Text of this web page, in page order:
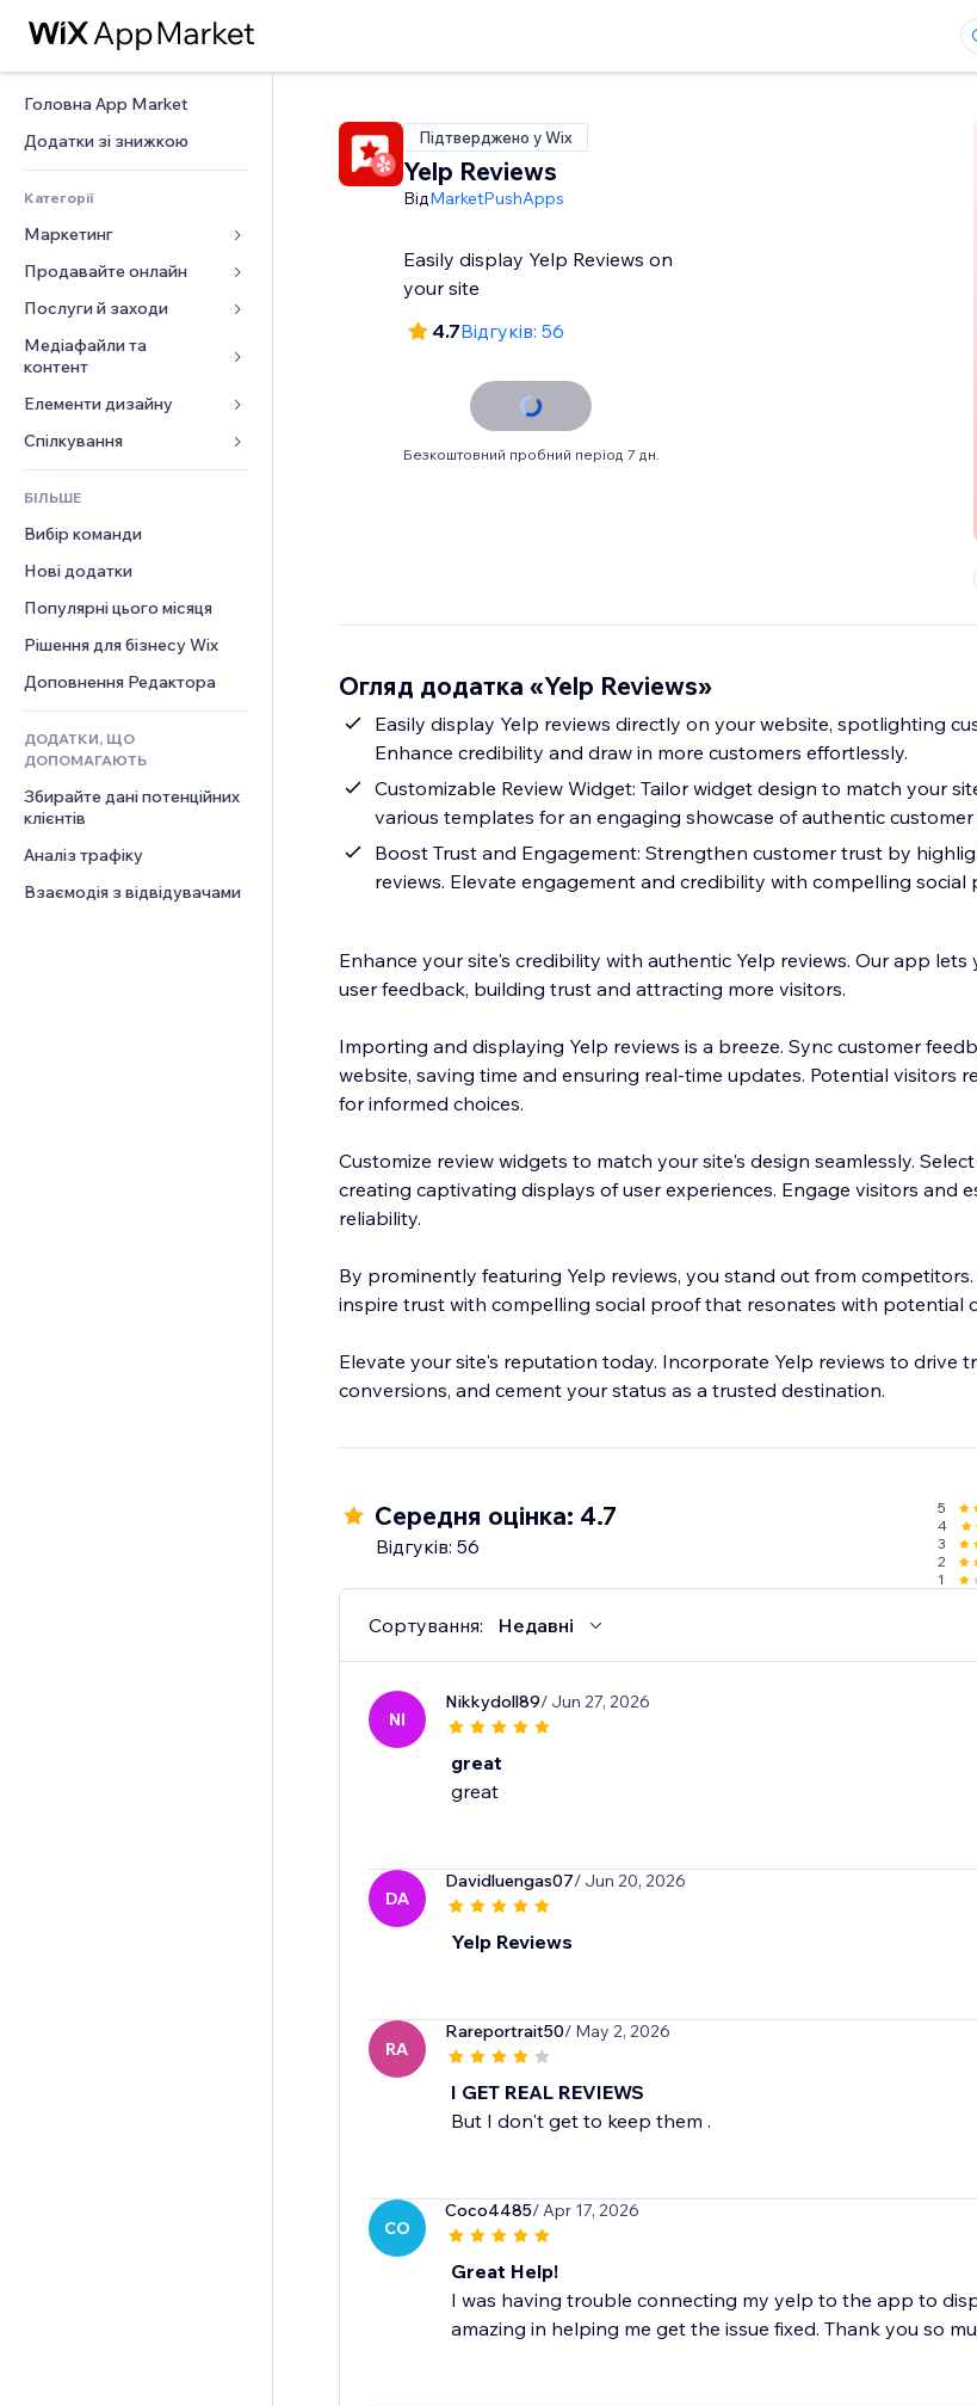
Головна App Market
Додатки зі знижкою
Категорії
Маркетинг
Реклама
Мобільний
Аналітика
Соцмережі
SEO
Залучення
Розміщення сайту
Ел. пошта
Конверсія
Продавайте онлайн
Додатки для магазинів
Надсилання та доставка
Кнопки продажу
Онлайн‑курси
Друк на замовлення
Бухгалтерський облік
Купони й лояльність
Рішення для складів
Дропшипінг
Тарифні плани й підписки
Краудфандинг
Їжа та напої
Послуги й заходи
Готелі
Заходи
Ресторани
Нерухомість
Медіафайли та
контент
Галерея
Музика
Подкасти
Фотографія
Відео
PDF
Обмін файлами
Новини
Елементи дизайну
Карти й навігація
Конфіденційність і безпека
Годинник
Шаблони сторінок
Ефекти зображення
Кнопки та меню
Банери та бейджі
Калькулятори
Пошук
Погода
Графіки й таблиці
Форми
Опитування
Чат
Коментарі
Телефон
Спільнота
Відгуки
CRM
БІЛЬШЕ
Вибір команди
Нові додатки
Популярні цього місяця
Рішення для бізнесу Wix
Доповнення Редактора
ДОДАТКИ, ЩО
ДОПОМАГАЮТЬ
Збирайте дані потенційних
клієнтів
Аналіз трафіку
Взаємодія з відвідувачами
Підтверджено у Wix
Yelp Reviews
ВідMarketPushApps
Easily display Yelp Reviews on
your site
4.7Відгуків: 56
Безкоштовний пробний період 7 дн.
Огляд додатка «Yelp Reviews»
Easily display Yelp reviews directly on your website, spotlighting
Enhance credibility and draw in more customers effortlessly.
Customizable Review Widget: Tailor widget design to match your
various templates for an engaging showcase of authentic
Boost Trust and Engagement: Strengthen customer trust by
reviews. Elevate engagement and credibility with compelling
Enhance your site's credibility with authentic Yelp reviews. Our app
user feedback, building trust and attracting more visitors.
Importing and displaying Yelp reviews is a breeze. Sync customer
website, saving time and ensuring real-time updates. Potential visitors
for informed choices.
Customize review widgets to match your site's design seamlessly.
creating captivating displays of user experiences. Engage visitors and
reliability.
By prominently featuring Yelp reviews, you stand out from
inspire trust with compelling social proof that resonates with potential
Elevate your site's reputation today. Incorporate Yelp reviews to drive
conversions, and cement your status as a trusted destination.
Середня оцінка: 4.7
Відгуків: 56
5
4
3
2
1
Сортування: Недавні
NI
Nikkydoll89/ Jun 27, 2026
great
great
DA
Davidluengas07/ Jun 20, 2026
Yelp Reviews
RA
Rareportrait50/ May 2, 2026
I GET REAL REVIEWS
But I don't get to keep them .
CO
Coco4485/ Apr 17, 2026
Great Help!
I was having trouble connecting my yelp to the app to
amazing in helping me get the issue fixed. Thank you so